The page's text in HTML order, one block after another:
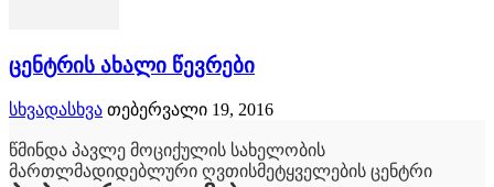
ცენტრის ახალი წევრები
სხვადასხვა თებერვალი 19, 2016
წმინდა პავლე მოციქულის სახელობის
მართლმადიდებლური ღვთისმეტყველების ცენტრი